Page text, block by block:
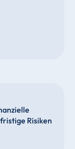
Risiken